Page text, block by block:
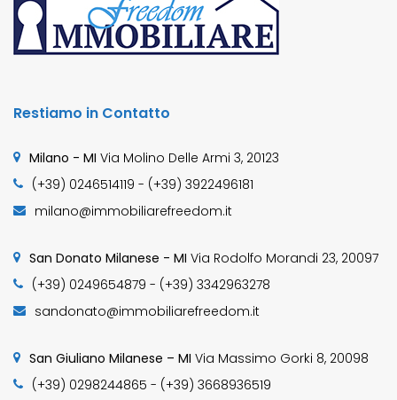
Restiamo in Contatto
Milano - MI Via Molino Delle Armi 3, 20123
(+39) 0246514119 - (+39) 3922496181
milano@immobiliarefreedom.it
San Donato Milanese - MI Via Rodolfo Morandi 23, 20097
(+39) 0249654879 - (+39) 3342963278
sandonato@immobiliarefreedom.it
San Giuliano Milanese – MI Via Massimo Gorki 8, 20098
(+39) 0298244865 - (+39) 3668936519